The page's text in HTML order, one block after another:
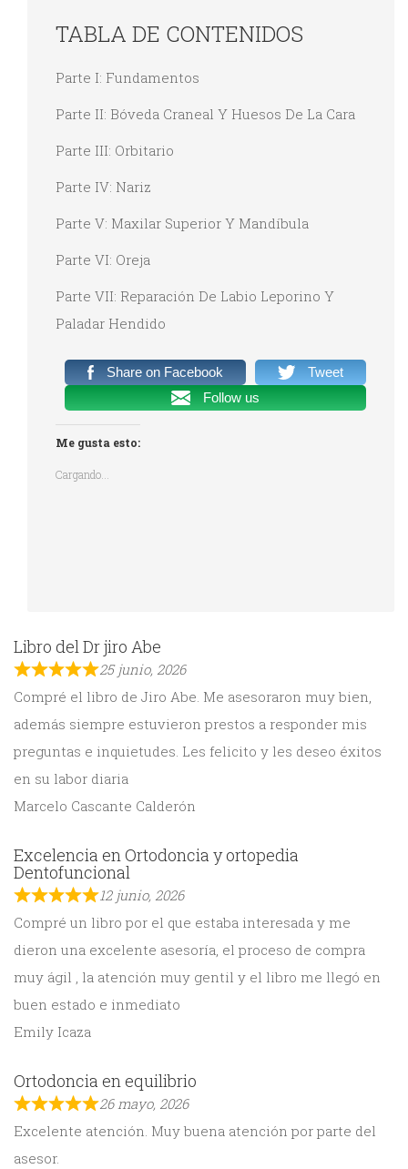
TABLA DE CONTENIDOS
Parte I: Fundamentos
Parte II: Bóveda Craneal Y Huesos De La Cara
Parte III: Orbitario
Parte IV: Nariz
Parte V: Maxilar Superior Y Mandíbula
Parte VI: Oreja
Parte VII: Reparación De Labio Leporino Y
Paladar Hendido
Share on Facebook
Tweet
Follow us
Me gusta esto:
Cargando...
Libro del Dr jiro Abe
25 junio, 2026
Compré el libro de Jiro Abe. Me asesoraron muy bien,
además siempre estuvieron prestos a responder mis
preguntas e inquietudes. Les felicito y les deseo éxitos
en su labor diaria
Marcelo Cascante Calderón
Excelencia en Ortodoncia y ortopedia
Dentofuncional
12 junio, 2026
Compré un libro por el que estaba interesada y me
dieron una excelente asesoría, el proceso de compra
muy ágil , la atención muy gentil y el libro me llegó en
buen estado e inmediato
Emily Icaza
Ortodoncia en equilibrio
26 mayo, 2026
Excelente atención. Muy buena atención por parte del
asesor.